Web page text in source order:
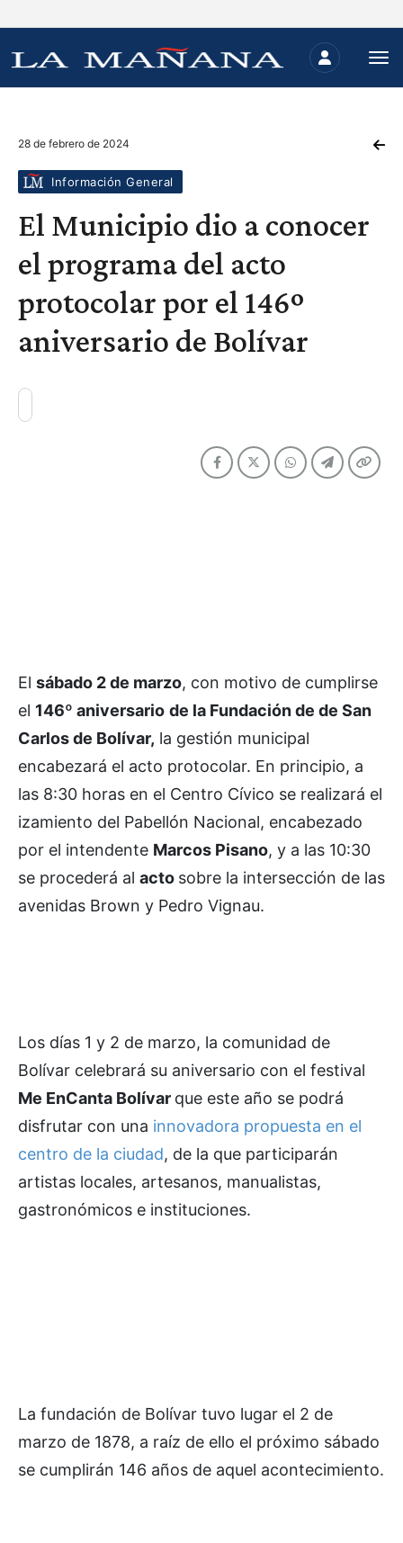
28 de febrero de 2024
Información General
El Municipio dio a conocer
el programa del acto
protocolar por el 146º
aniversario de Bolívar
El sábado 2 de marzo, con motivo de cumplirse
el 146º aniversario de la Fundación de de San
Carlos de Bolívar, la gestión municipal
encabezará el acto protocolar. En principio, a
las 8:30 horas en el Centro Cívico se realizará el
izamiento del Pabellón Nacional, encabezado
por el intendente Marcos Pisano, y a las 10:30
se procederá al acto sobre la intersección de las
avenidas Brown y Pedro Vignau.
Los días 1 y 2 de marzo, la comunidad de
Bolívar celebrará su aniversario con el festival
Me EnCanta Bolívar que este año se podrá
disfrutar con una innovadora propuesta en el
centro de la ciudad, de la que participarán
artistas locales, artesanos, manualistas,
gastronómicos e instituciones.
La fundación de Bolívar tuvo lugar el 2 de
marzo de 1878, a raíz de ello el próximo sábado
se cumplirán 146 años de aquel acontecimiento.